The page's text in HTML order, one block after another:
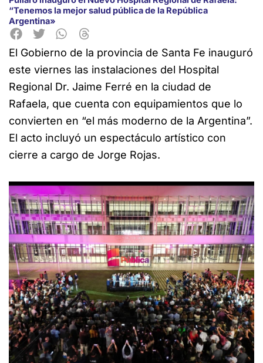
“Tenemos la mejor salud pública de la República
Argentina»
El Gobierno de la provincia de Santa Fe inauguró
este viernes las instalaciones del Hospital
Regional Dr. Jaime Ferré en la ciudad de
Rafaela, que cuenta con equipamientos que lo
convierten en “el más moderno de la Argentina”.
El acto incluyó un espectáculo artístico con
cierre a cargo de Jorge Rojas.